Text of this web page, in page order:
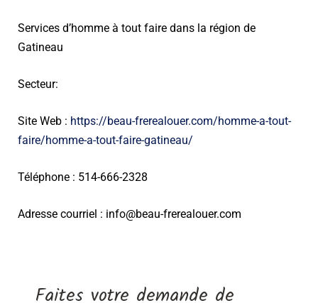
Services d’homme à tout faire dans la région de
Gatineau
Secteur:
Site Web : https://beau-frerealouer.com/homme-a-tout-
faire/homme-a-tout-faire-gatineau/
Téléphone : 514-666-2328
Adresse courriel : info@beau-frerealouer.com